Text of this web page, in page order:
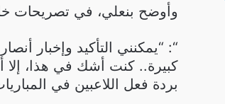
وأوضح بنعلي، في تصريحات
“: “يمكنني التأكيد وإخبار
كبيرة.. كنت أشك في هذا، إلا
بردة فعل اللاعبين في